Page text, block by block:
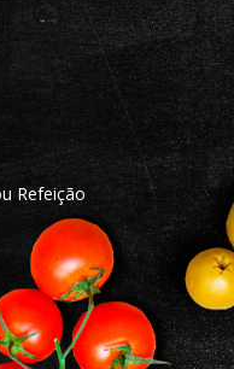
Refeição